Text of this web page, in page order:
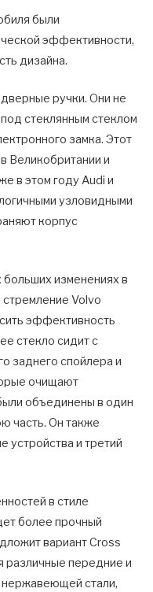
были
эффективности,
дизайна.
ручки. Они не
стеклянным стеклом
замка. Этот
Великобритании и
в этом году Audi и
узловидными
корпус
изменениях в
стремление Volvo
эффективность
стекло сидит с
заднего спойлера и
очищают
объединены в один
часть. Он также
устройства и третий
в стиле
более прочный
вариант Cross
различные передние и
нержавеющей стали,